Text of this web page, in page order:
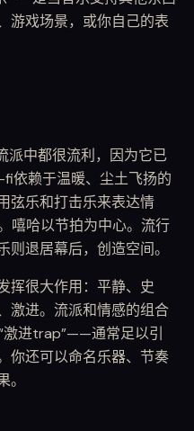
游戏场景，或你自己的表
派中都很流利，因为它已
依赖于温暖、尘土飞扬的
弦乐和打击乐来表达情
嘻哈以节拍为中心。流行
退居幕后，创造空间。
挥很大作用：平静、史
激进。流派和情感的组合
进trap”——通常足以引
你还可以命名乐器、节奏